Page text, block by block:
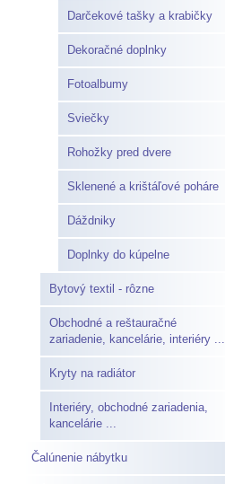
Darčekové tašky a krabičky
Dekoračné doplnky
Fotoalbumy
Sviečky
Rohožky pred dvere
Sklenené a krištáľové poháre
Dáždniky
Doplnky do kúpelne
Bytový textil - rôzne
Obchodné a reštauračné
zariadenie, kancelárie, interiéry ...
Kryty na radiátor
Interiéry, obchodné zariadenia,
kancelárie ...
Čalúnenie nábytku